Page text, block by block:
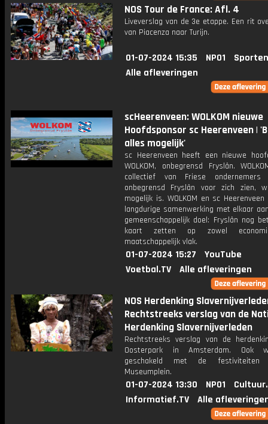
NOS Tour de France: Afl. 4
Liveverslag van de 3e etappe. Een rit
van Piacenza naar Turijn.
01-07-2024 15:35 NPO1
Alle afleveringen
scHeerenveen: WOLKOM nieuwe
Hoofdsponsor sc Heerenveen |
alles mogelijk'
sc Heerenveen heeft een nieuwe
WOLKOM, onbegrensd Fryslân.
collectief van Friese
onbegrensd Fryslân voor zich zien,
mogelijk is. WOLKOM en sc
langdurige samenwerking met elkaar
gemeenschappelijk doel: Fryslân nog
kaart zetten op zowel
maatschappelijk vlak.
01-07-2024 15:27
YouTube
Voetbal.TV
Alle afleveringen
NOS Herdenking
Rechtstreeks verslag van de
Herdenking Slavernijverleden
Rechtstreeks verslag van de
Oosterpark in Amsterdam. Ook
geschakeld met de
Museumplein.
01-07-2024 13:30 NPO1
Informatief.TV
Alle